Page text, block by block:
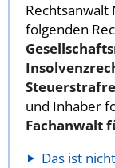
Rechtsanwalt
folgenden
und Inhaber
Fachanwalt
Das ist